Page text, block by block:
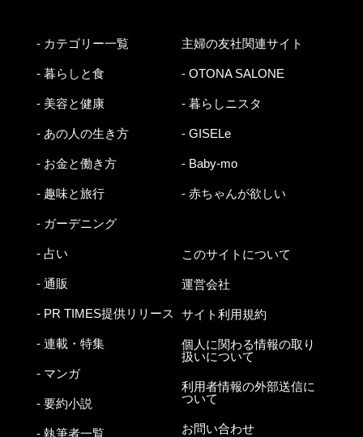
- カテゴリー一覧
- 暮らしと食
- 美容と健康
- あの人の生き方
- お金と働き方
- 趣味と旅行
- ガーデニング
- 占い
- 通販
- PR TIMES提供リリース
- 連載・特集
- マンガ
- 要約小説
- 執筆者一覧
主婦の友社関連サイト
- OTONA SALONE
- 暮らしニスタ
- GISELe
- Baby-mo
- 赤ちゃんが欲しい
このサイトについて
運営会社
サイト利用規約
個人に関わる情報の取り
扱いについて
利用者情報の外部送信に
ついて
お問い合わせ